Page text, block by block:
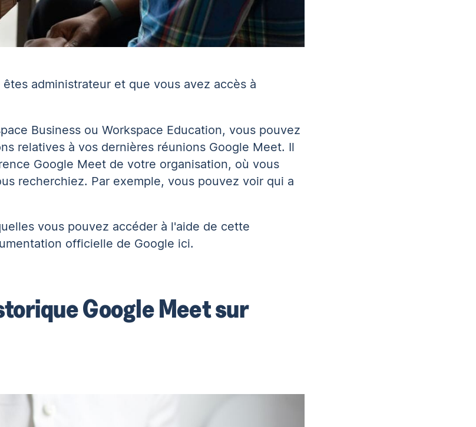
êtes administrateur et que vous avez accès à
Business ou Workspace Education, vous pouvez
relatives à vos dernières réunions Google Meet. Il
Google Meet de votre organisation, où vous
recherchiez. Par exemple, vous pouvez voir qui a
vous pouvez accéder à l'aide de cette
officielle de Google ici.
Google Meet sur